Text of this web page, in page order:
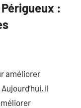
:
améliorer
il